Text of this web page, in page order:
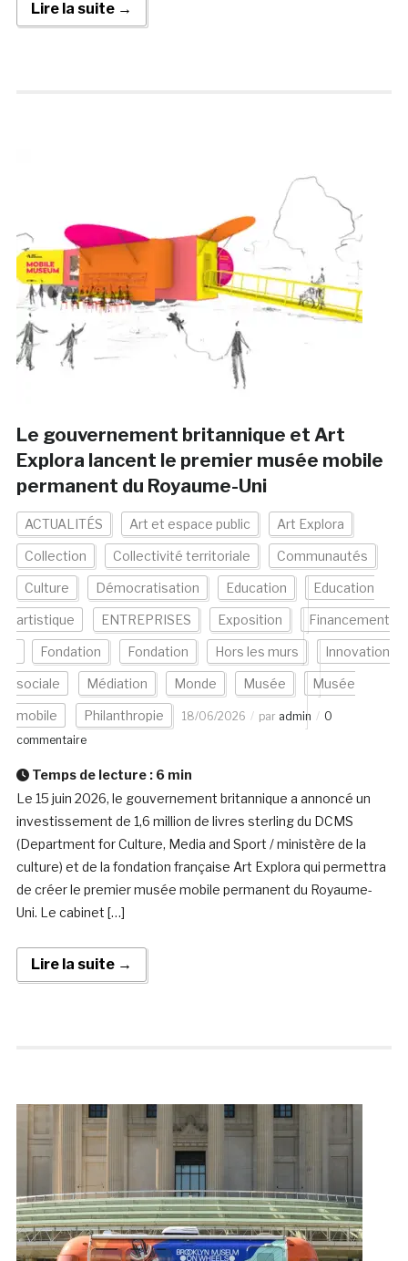
Lire la suite →
Le gouvernement britannique et Art
Explora lancent le premier musée mobile
permanent du Royaume-Uni
ACTUALITÉS Art et espace public Art Explora
Collection Collectivité territoriale Communautés
Culture Démocratisation Education Education
artistique ENTREPRISES Exposition Financement
Fondation Fondation Hors les murs Innovation
sociale Médiation Monde Musée Musée
mobile Philanthropie 18/06/2026 par admin
0
commentaire
Temps de lecture : 6 min
Le 15 juin 2026, le gouvernement britannique a annoncé un
investissement de 1,6 million de livres sterling du DCMS
(Department for Culture, Media and Sport / ministère de la
culture) et de la fondation française Art Explora qui permettra
de créer le premier musée mobile permanent du Royaume-
Uni. Le cabinet […]
Lire la suite →